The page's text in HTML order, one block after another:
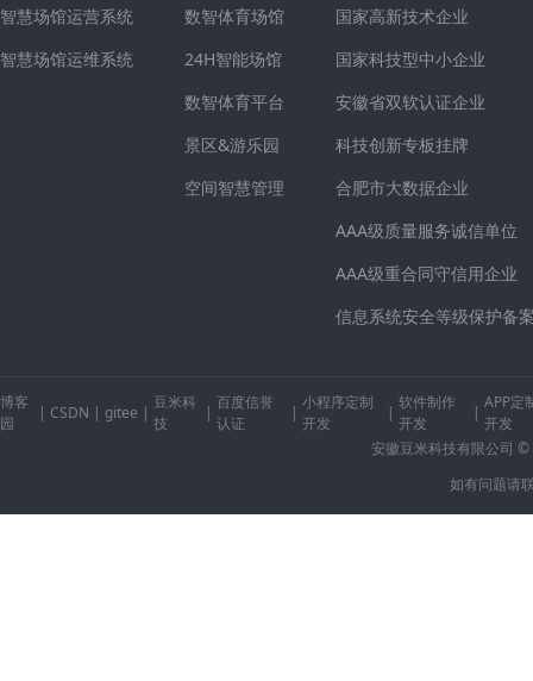
智慧场馆运营系统
智慧场馆运维系统
数智体育场馆
24H智能场馆
数智体育平台
景区&游乐园
空间智慧管理
国家高新技术企业
国家科技型中小企业
安徽省双软认证企业
科技创新专板挂牌
合肥市大数据企业
AAA级质量服务诚信单位
AAA级重合同守信用企业
信息系统安全等级保护备
博客
园
| CSDN |gitee |
豆米科
技
|
百度信誉
认证
|
小程序定制
开发
|
软件制作
开发
|
APP定
开发
安徽豆米科技有限公司
如有问题请